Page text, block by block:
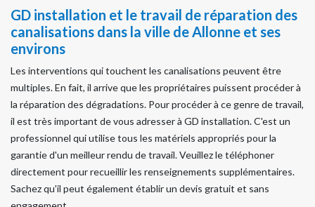
GD installation et le travail de réparation des
canalisations dans la ville de Allonne et ses
environs
Les interventions qui touchent les canalisations peuvent être
multiples. En fait, il arrive que les propriétaires puissent procéder à
la réparation des dégradations. Pour procéder à ce genre de travail,
il est très important de vous adresser à GD installation. C'est un
professionnel qui utilise tous les matériels appropriés pour la
garantie d'un meilleur rendu de travail. Veuillez le téléphoner
directement pour recueillir les renseignements supplémentaires.
Sachez qu'il peut également établir un devis gratuit et sans